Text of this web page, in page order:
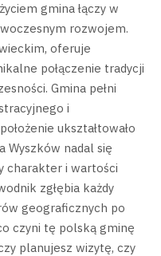
gmina łączy w
rozwojem.
oferuje
połączenie tradycji
Gmina pełni
i
ukształtowało
Wyszków nadal się
charakter i wartości
zgłębia każdy
geograficznych po
czyni tę polską gminę
planujesz wizytę, czy